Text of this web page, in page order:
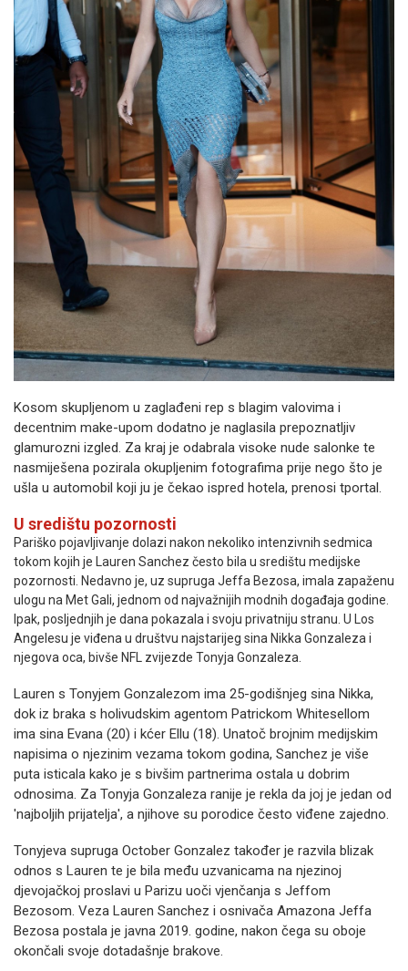
Kosom skupljenom u zaglađeni rep s blagim valovima i
decentnim make-upom dodatno je naglasila prepoznatljiv
glamurozni izgled. Za kraj je odabrala visoke nude salonke te
nasmiješena pozirala okupljenim fotografima prije nego što je
ušla u automobil koji ju je čekao ispred hotela, prenosi tportal.
U središtu pozornosti
Pariško pojavljivanje dolazi nakon nekoliko intenzivnih sedmica
tokom kojih je Lauren Sanchez često bila u središtu medijske
pozornosti. Nedavno je, uz supruga Jeffa Bezosa, imala zapaženu
ulogu na Met Gali, jednom od najvažnijih modnih događaja godine.
Ipak, posljednjih je dana pokazala i svoju privatniju stranu. U Los
Angelesu je viđena u društvu najstarijeg sina Nikka Gonzaleza i
njegova oca, bivše NFL zvijezde Tonyja Gonzaleza.
Lauren s Tonyjem Gonzalezom ima 25-godišnjeg sina Nikka,
dok iz braka s holivudskim agentom Patrickom Whitesellom
ima sina Evana (20) i kćer Ellu (18). Unatoč brojnim medijskim
napisima o njezinim vezama tokom godina, Sanchez je više
puta isticala kako je s bivšim partnerima ostala u dobrim
odnosima. Za Tonyja Gonzaleza ranije je rekla da joj je jedan od
'najboljih prijatelja', a njihove su porodice često viđene zajedno.
Tonyjeva supruga October Gonzalez također je razvila blizak
odnos s Lauren te je bila među uzvanicama na njezinoj
djevojačkoj proslavi u Parizu uoči vjenčanja s Jeffom
Bezosom. Veza Lauren Sanchez i osnivača Amazona Jeffa
Bezosa postala je javna 2019. godine, nakon čega su oboje
okončali svoje dotadašnje brakove.